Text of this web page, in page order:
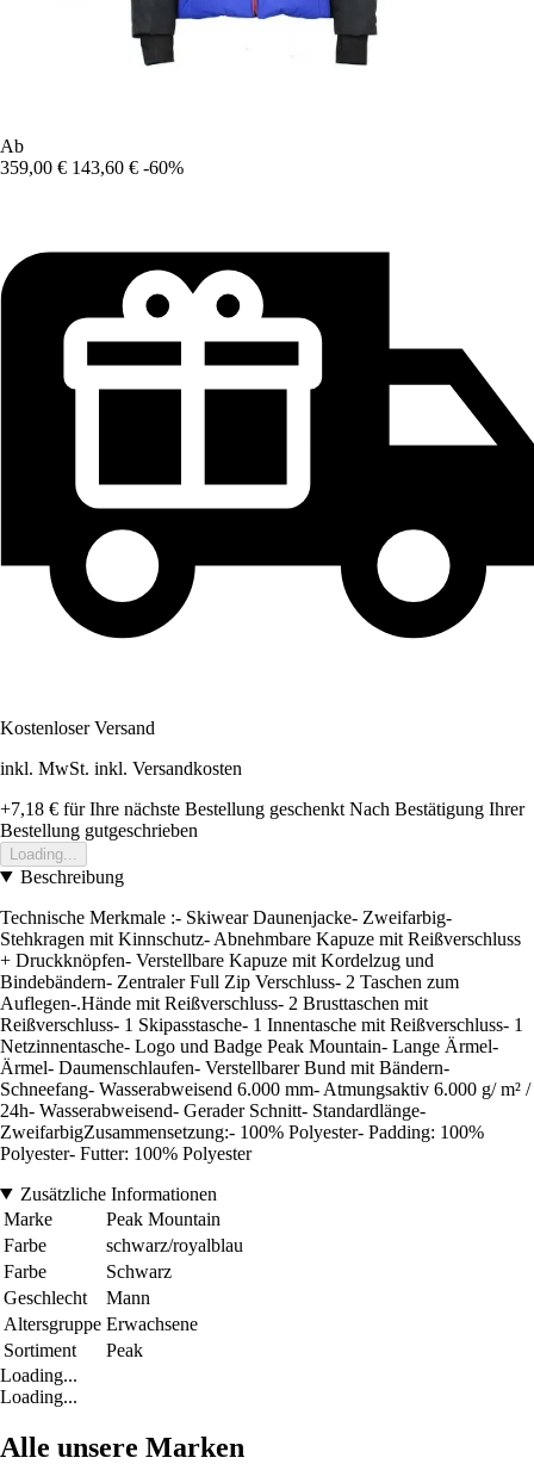
Ab
359,00 € 143,60 € -60%
Kostenloser Versand
inkl. MwSt. inkl. Versandkosten
+7,18 € für Ihre nächste Bestellung geschenkt Nach Bestätigung Ihrer
Bestellung gutgeschrieben
Loading...
Beschreibung
Technische Merkmale :- Skiwear Daunenjacke- Zweifarbig-
Stehkragen mit Kinnschutz- Abnehmbare Kapuze mit Reißverschluss
+ Druckknöpfen- Verstellbare Kapuze mit Kordelzug und
Bindebändern- Zentraler Full Zip Verschluss- 2 Taschen zum
Auflegen-.Hände mit Reißverschluss- 2 Brusttaschen mit
Reißverschluss- 1 Skipasstasche- 1 Innentasche mit Reißverschluss- 1
Netzinnentasche- Logo und Badge Peak Mountain- Lange Ärmel-
Ärmel- Daumenschlaufen- Verstellbarer Bund mit Bändern-
Schneefang- Wasserabweisend 6.000 mm- Atmungsaktiv 6.000 g/ m² /
24h- Wasserabweisend- Gerader Schnitt- Standardlänge-
ZweifarbigZusammensetzung:- 100% Polyester- Padding: 100%
Polyester- Futter: 100% Polyester
Zusätzliche Informationen
Marke
Peak Mountain
Farbe
schwarz/royalblau
Farbe
Schwarz
Geschlecht
Mann
Altersgruppe Erwachsene
Sortiment
Peak
Loading...
Loading...
Alle unsere Marken